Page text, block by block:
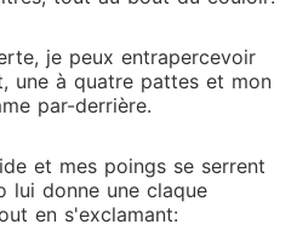
je peux entrapercevoir
une à quatre pattes et mon
par-derrière.
et mes poings se serrent
lui donne une claque
en s'exclamant: